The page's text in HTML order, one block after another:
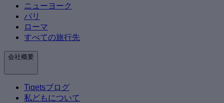
ニューヨーク
パリ
ローマ
すべての旅行先
会社概要
Tiqetsブログ
私どもについて